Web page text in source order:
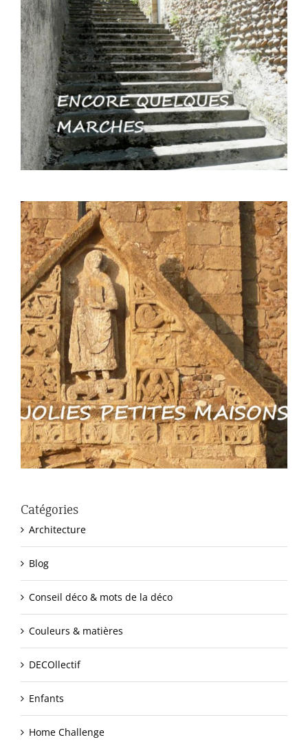
Catégories
Architecture
Blog
Conseil déco & mots de la déco
Couleurs & matières
DECOllectif
Enfants
Home Challenge